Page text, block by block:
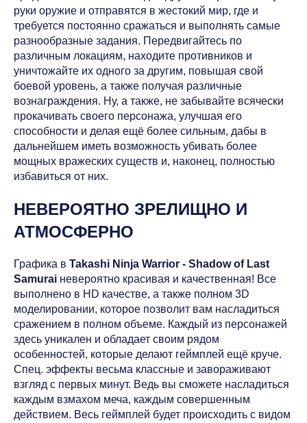
руки оружие и отправятся в жестокий мир, где и
требуется постоянно сражаться и выполнять самые
разнообразные задания. Передвигайтесь по
различным локациям, находите противников и
уничтожайте их одного за другим, повышая свой
боевой уровень, а также получая различные
вознаграждения. Ну, а также, не забывайте всячески
прокачивать своего персонажа, улучшая его
способности и делая ещё более сильным, дабы в
дальнейшем иметь возможность убивать более
мощных вражеских существ и, наконец, полностью
избавиться от них.
НЕВЕРОЯТНО ЗРЕЛИЩНО И
АТМОСФЕРНО
Графика в Takashi Ninja Warrior - Shadow of Last
Samurai невероятно красивая и качественная! Все
выполнено в HD качестве, а также полном 3D
моделировании, которое позволит вам насладиться
сражением в полном объеме. Каждый из персонажей
здесь уникален и обладает своим рядом
особенностей, которые делают геймплей ещё круче.
Спец. эффекты весьма классные и завораживают
взгляд с первых минут. Ведь вы сможете насладиться
каждым взмахом меча, каждым совершенным
действием. Весь геймплей будет происходить с видом